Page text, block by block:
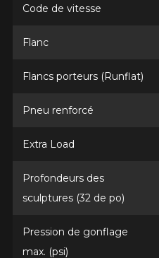
Code de vitesse
Flanc
Flancs porteurs (Runflat)
Pneu renforcé
Extra Load
Profondeurs des
sculptures (32 de po)
Pression de gonflage
max. (psi)
Option